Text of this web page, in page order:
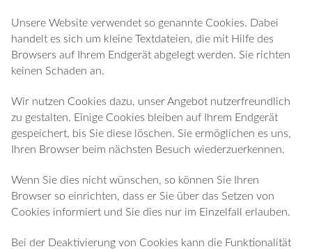
Unsere Website verwendet so genannte Cookies. Dabei
handelt es sich um kleine Textdateien, die mit Hilfe des
Browsers auf Ihrem Endgerät abgelegt werden. Sie richten
keinen Schaden an.
Wir nutzen Cookies dazu, unser Angebot nutzerfreundlich
zu gestalten. Einige Cookies bleiben auf Ihrem Endgerät
gespeichert, bis Sie diese löschen. Sie ermöglichen es uns,
Ihren Browser beim nächsten Besuch wiederzuerkennen.
Wenn Sie dies nicht wünschen, so können Sie Ihren
Browser so einrichten, dass er Sie über das Setzen von
Cookies informiert und Sie dies nur im Einzelfall erlauben.
Bei der Deaktivierung von Cookies kann die Funktionalität